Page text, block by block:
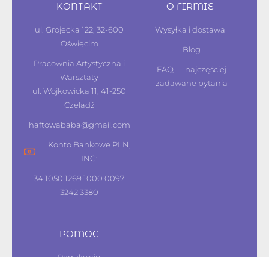
KONTAKT
ul. Grojecka 122, 32-600
Oświęcim
Pracownia Artystyczna i
Warsztaty
ul. Wojkowicka 11, 41-250
Czeladź
haftowababa@gmail.com
Konto Bankowe PLN,
ING:
34 1050 1269 1000 0097
3242 3380
O FIRMIE
Wysyłka i dostawa
Blog
FAQ — najczęściej
zadawane pytania
POMOC